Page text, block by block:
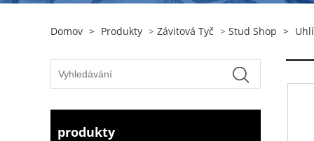
Domov > Produkty > Závitová Tyč > Stud Shop >
produkty